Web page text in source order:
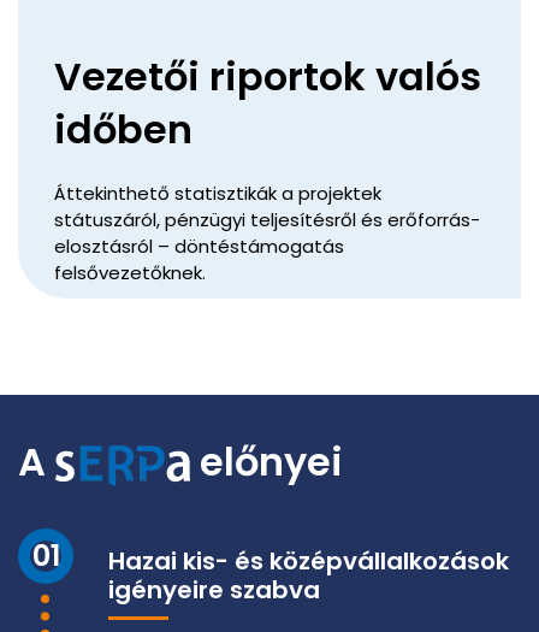
Vezetői riportok valós
időben
Áttekinthető statisztikák a projektek
státuszáról, pénzügyi teljesítésről és erőforrás-
elosztásról – döntéstámogatás
felsővezetőknek.
A előnyei
01
Hazai kis- és középvállalkozások
igényeire szabva